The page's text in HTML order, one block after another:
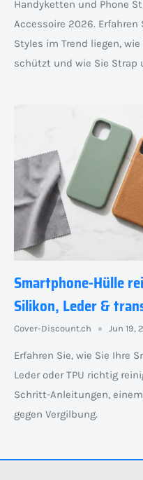
Handyketten und Phone
Accessoire 2026.
Styles im Trend liegen,
schützt und wie Sie Strap
Smartphone-Hülle
Silikon, Leder &
Cover-Discount.ch Jun 19,
Erfahren Sie, wie Sie Ihre
Leder oder TPU richtig
Schritt-Anleitungen,
gegen Vergilbung.